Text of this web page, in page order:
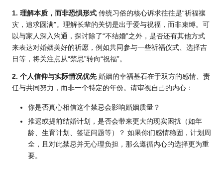
1. 理解本质，而非恐惧形式 传统习俗的核心诉求往往是“祈福禳
灾，追求圆满”。理解长辈的关切是出于爱与祝福，而非束缚。可
以与家人深入沟通，探讨除了“不结婚”之外，是否还有其他方式
来表达对婚姻美好的祈愿，例如共同参与一些祈福仪式、选择吉
日等，将关注点从“禁忌”转向“祝福”。
2. 个人信仰与实际情况优先婚姻的幸福基石在于双方的感情、责
任与共同努力，而非一个特定的年份。请审视自己的内心：
你是否真心相信这个禁忌会影响婚姻质量？
推迟或提前结婚计划，是否会带来更大的现实困扰（如年
龄、生育计划、签证问题等）？ 如果你们感情稳固，计划周
全，且对此禁忌并无心理负担，那么遵循内心的选择更为重
要。